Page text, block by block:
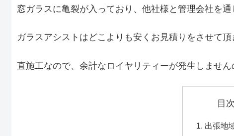
窓ガラスに亀裂が入っており、他社様と管理会社を通
ガラスアシストはどこよりも安くお見積りをさせて頂
直施工なので、余計なロイヤリティーが発生しませ
目次
出張地